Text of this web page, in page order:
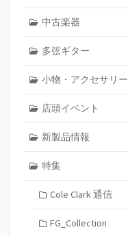
中古楽器
多弦ギター
小物・アクセサリー
店頭イベント
新製品情報
特集
Cole Clark 通信
FG_Collection